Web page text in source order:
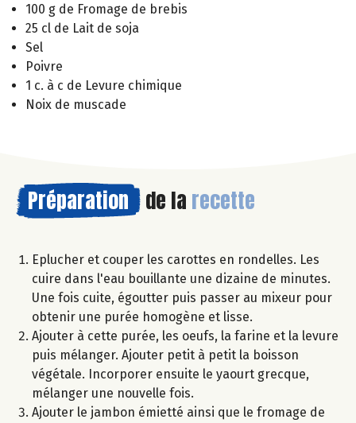
100 g de Fromage de brebis
25 cl de Lait de soja
Sel
Poivre
1 c. à c de Levure chimique
Noix de muscade
Préparation de la recette
Eplucher et couper les carottes en rondelles. Les
cuire dans l'eau bouillante une dizaine de minutes.
Une fois cuite, égoutter puis passer au mixeur pour
obtenir une purée homogène et lisse.
Ajouter à cette purée, les oeufs, la farine et la levure
puis mélanger. Ajouter petit à petit la boisson
végétale. Incorporer ensuite le yaourt grecque,
mélanger une nouvelle fois.
Ajouter le jambon émietté ainsi que le fromage de